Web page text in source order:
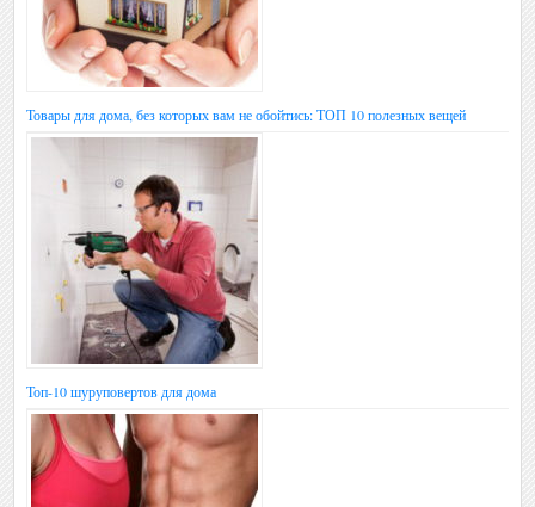
Товары для дома, без которых вам не обойтись: ТОП 10 полезных вещей
Топ-10 шуруповертов для дома